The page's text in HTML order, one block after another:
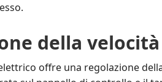
della velocità
offre una regolazione